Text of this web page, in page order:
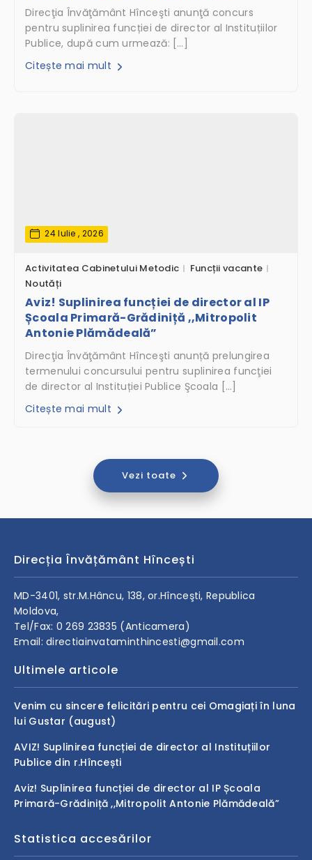
Direcţia Învăţământ Hînceşti anunţă concurs
pentru suplinirea funcției de director al Instituțiilor
Publice, după cum urmează: […]
Citește mai mult
24 Iulie , 2026
Activitatea Cabinetului Metodic
Funcții vacante
Noutăți
Aviz! Suplinirea funcției de director al IP
Școala Primară-Grădiniță ,,Mitropolit
Antonie Plămădeală”
Direcţia Învăţământ Hînceşti anunță prelungirea
termenului concursului pentru suplinirea funcţiei
de director al Instituției Publice Şcoala […]
Citește mai mult
Vezi toate
Direcția Învățământ Hîncești
MD-3401, str.M.Hâncu, 138, or.Hînceşti, Republica
Moldova,
Tel/Fax: 0 269 23835 (Anticamera)
Email: directiainvataminthincesti@gmail.com
Ultimele articole
Venim cu sincere felicitări pentru cei Omagiați în luna
lui Gustar (august)
AVIZ! Suplinirea funcției de director al Instituțiilor
Publice din r.Hîncești
Aviz! Suplinirea funcției de director al IP Școala
Primară-Grădiniță ,,Mitropolit Antonie Plămădeală”
Statistica accesărilor